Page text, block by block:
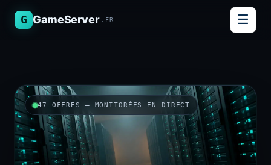
G GameServer .FR ☰
47 OFFRES — MONITORÉES EN DIRECT